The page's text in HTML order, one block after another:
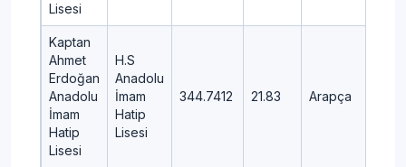
Lisesi
Kaptan
Ahmet
Erdoğan
Anadolu
İmam
Hatip
Lisesi
H.S
Anadolu
İmam
Hatip
Lisesi
344.7412 21.83 Arapça